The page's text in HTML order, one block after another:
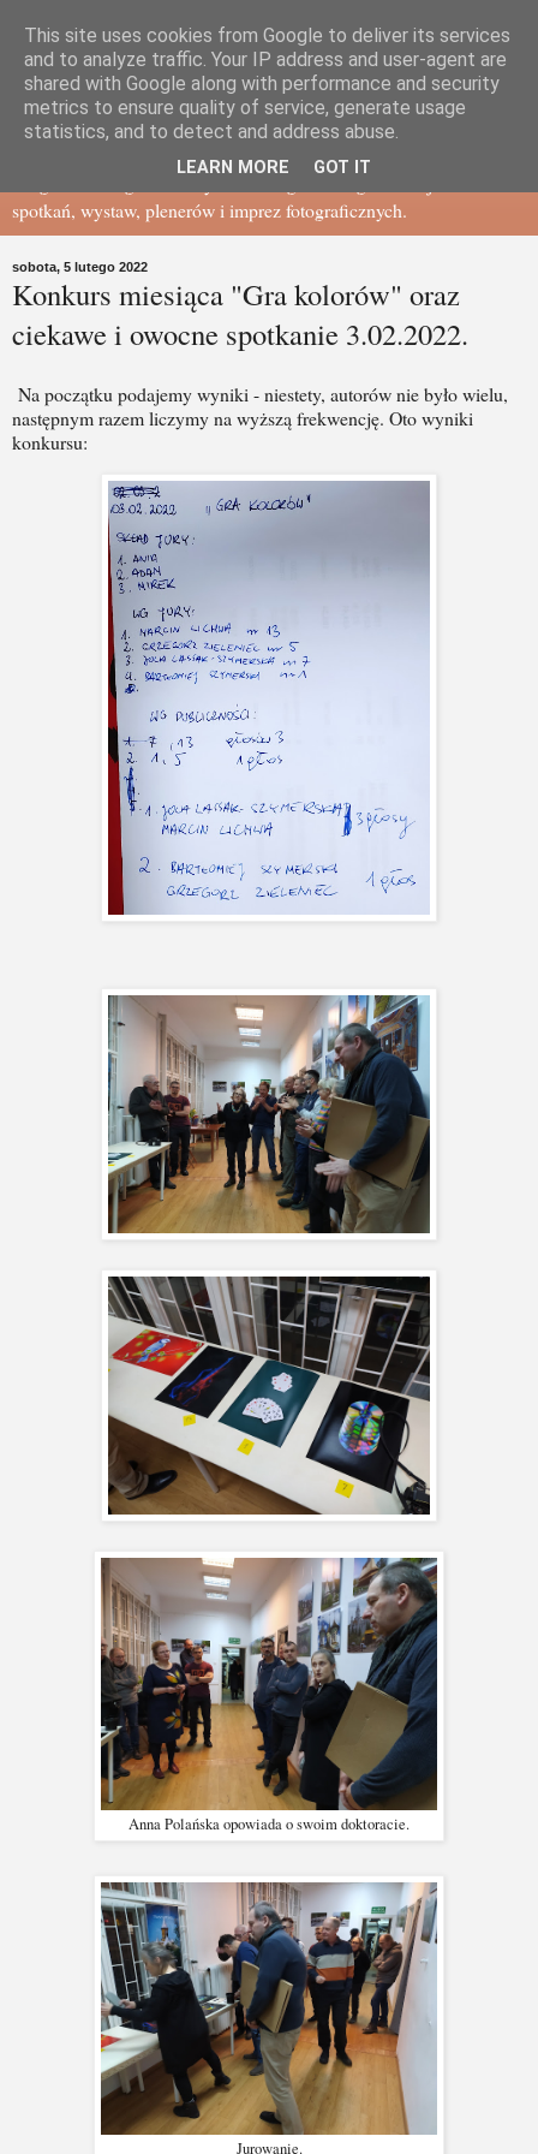
Gdańskie Towarzystwo
Fotograficzne - BLOG
spotkań, wystaw, plenerów i imprez fotograficznych.
sobota, 5 lutego 2022
Konkurs miesiąca "Gra kolorów" oraz
ciekawe i owocne spotkanie 3.02.2022.
Na początku podajemy wyniki - niestety, autorów nie było wielu,
następnym razem liczymy na wyższą frekwencję. Oto wyniki
konkursu:
Anna Polańska opowiada o swoim doktoracie.
Jurowanie.
This site uses cookies from Google to deliver its services
and to analyze traffic. Your IP address and user-agent are
shared with Google along with performance and security
metrics to ensure quality of service, generate usage
statistics, and to detect and address abuse.
LEARN MORE GOT IT